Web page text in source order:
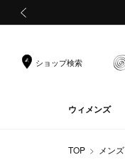
ショップ検索
ウィメンズ
TOP メンズ